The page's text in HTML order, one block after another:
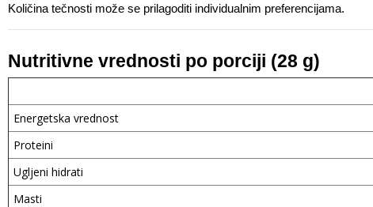
Količina tečnosti može se prilagoditi individualnim preferencijama.
Nutritivne vrednosti po porciji (28 g)
Energetska vrednost
Proteini
Ugljeni hidrati
Masti